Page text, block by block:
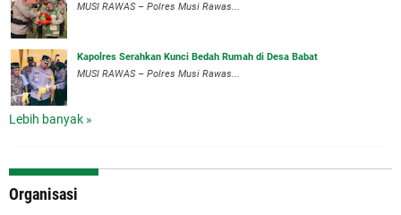
MUSI RAWAS – Polres Musi Rawas...
Kapolres Serahkan Kunci Bedah Rumah di Desa Babat
MUSI RAWAS – Polres Musi Rawas...
Lebih banyak »
Organisasi